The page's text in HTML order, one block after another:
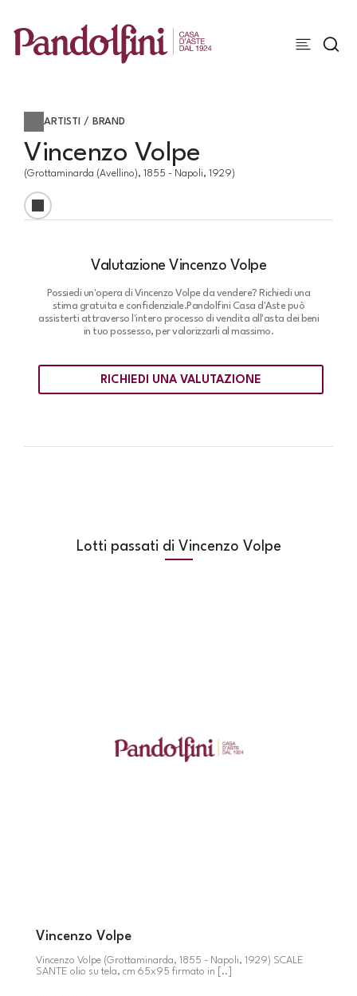
ARTISTI / BRAND
Vincenzo Volpe
(Grottaminarda (avellino), 1855 - Napoli, 1929)
Valutazione Vincenzo Volpe
Possiedi un'opera di Vincenzo Volpe da vendere? Richiedi una
stima gratuita e confidenziale.Pandolfini Casa d'Aste può
assisterti attraverso l'intero processo di vendita all'asta dei beni
in tuo possesso, per valorizzarli al massimo.
RICHIEDI UNA VALUTAZIONE
Lotti passati di Vincenzo Volpe
Vincenzo Volpe
Vincenzo Volpe (Grottaminarda, 1855 - Napoli, 1929) SCALE
SANTE olio su tela, cm 65x95 firmato in [..]